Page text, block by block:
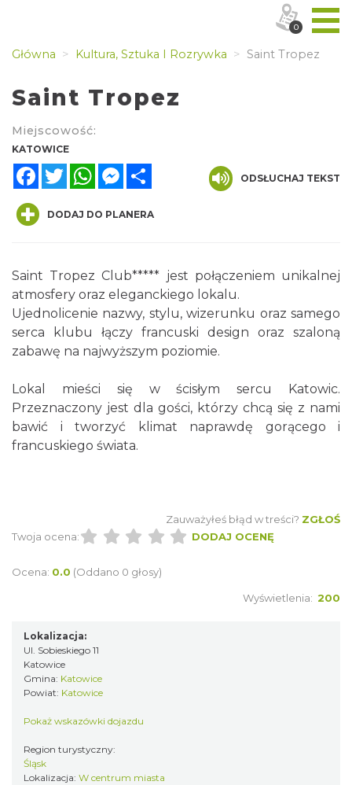
Główna Kultura, Sztuka I Rozrywka Saint Tropez
Saint Tropez
Miejscowość:
KATOWICE
FacebookTwitterWhatsAppMessenger
ODSŁUCHAJ TEKST
DODAJ DO PLANERA
Saint Tropez Club***** jest połączeniem unikalnej
atmosfery oraz eleganckiego lokalu.
Ujednolicenie nazwy, stylu, wizerunku oraz samego
serca klubu łączy francuski design oraz szaloną
zabawę na najwyższym poziomie.
Lokal mieści się w ścisłym sercu Katowic.
Przeznaczony jest dla gości, którzy chcą się z nami
bawić i tworzyć klimat naprawdę gorącego i
francuskiego świata.
Zauważyłeś błąd w treści? ZGŁOŚ
Twoja ocena:
DODAJ OCENĘ
Ocena: 0.0 (Oddano 0 głosy)
Wyświetlenia: 200
Lokalizacja:
Ul. Sobieskiego 11
Katowice
Gmina: Katowice
Powiat: Katowice
Pokaż wskazówki dojazdu
Region turystyczny:
Śląsk
Lokalizacja: W centrum miasta
0